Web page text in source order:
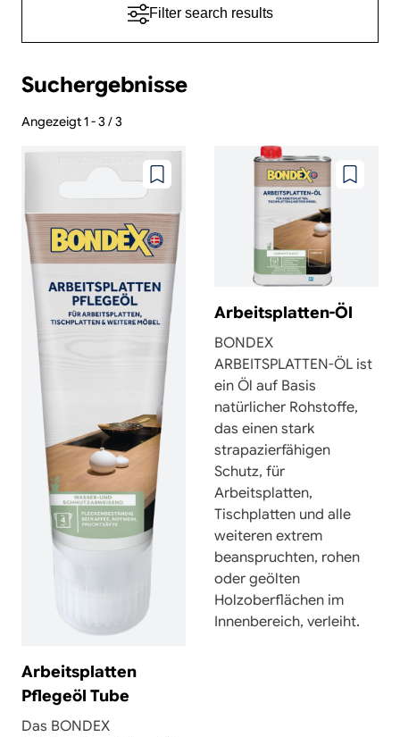
results
Filter search results
Suchergebnisse
Angezeigt 1 - 3 / 3
Zu
Arbeitsplatten
Pflegeöl Tube
Das BONDEX
Zu
Arbeitsplatten-Öl
BONDEX
ARBEITSPLATTEN-ÖL ist
ein Öl auf Basis
natürlicher Rohstoffe,
das einen stark
strapazierfähigen
Schutz, für
Arbeitsplatten,
Tischplatten und alle
weiteren extrem
beanspruchten, rohen
oder geölten
Holzoberflächen im
Innenbereich, verleiht.